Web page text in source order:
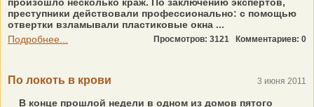
преступники действовали профессионально: с помощью
отвертки взламывали пластиковые окна ...
Подробнее...
Просмотров: 3121 Комментариев: 0
По локоть в крови 3 июня 2011
В конце прошлой недели в одном из домов пятого